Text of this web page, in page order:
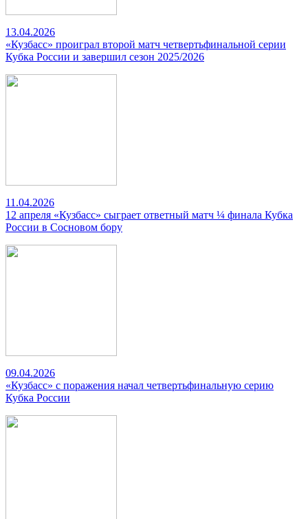
13.04.2026
«Кузбасс» проиграл второй матч четвертьфинальной серии
Кубка России и завершил сезон 2025/2026
11.04.2026
12 апреля «Кузбасс» сыграет ответный матч ¼ финала Кубка
России в Сосновом бору
09.04.2026
«Кузбасс» с поражения начал четвертьфинальную серию
Кубка России